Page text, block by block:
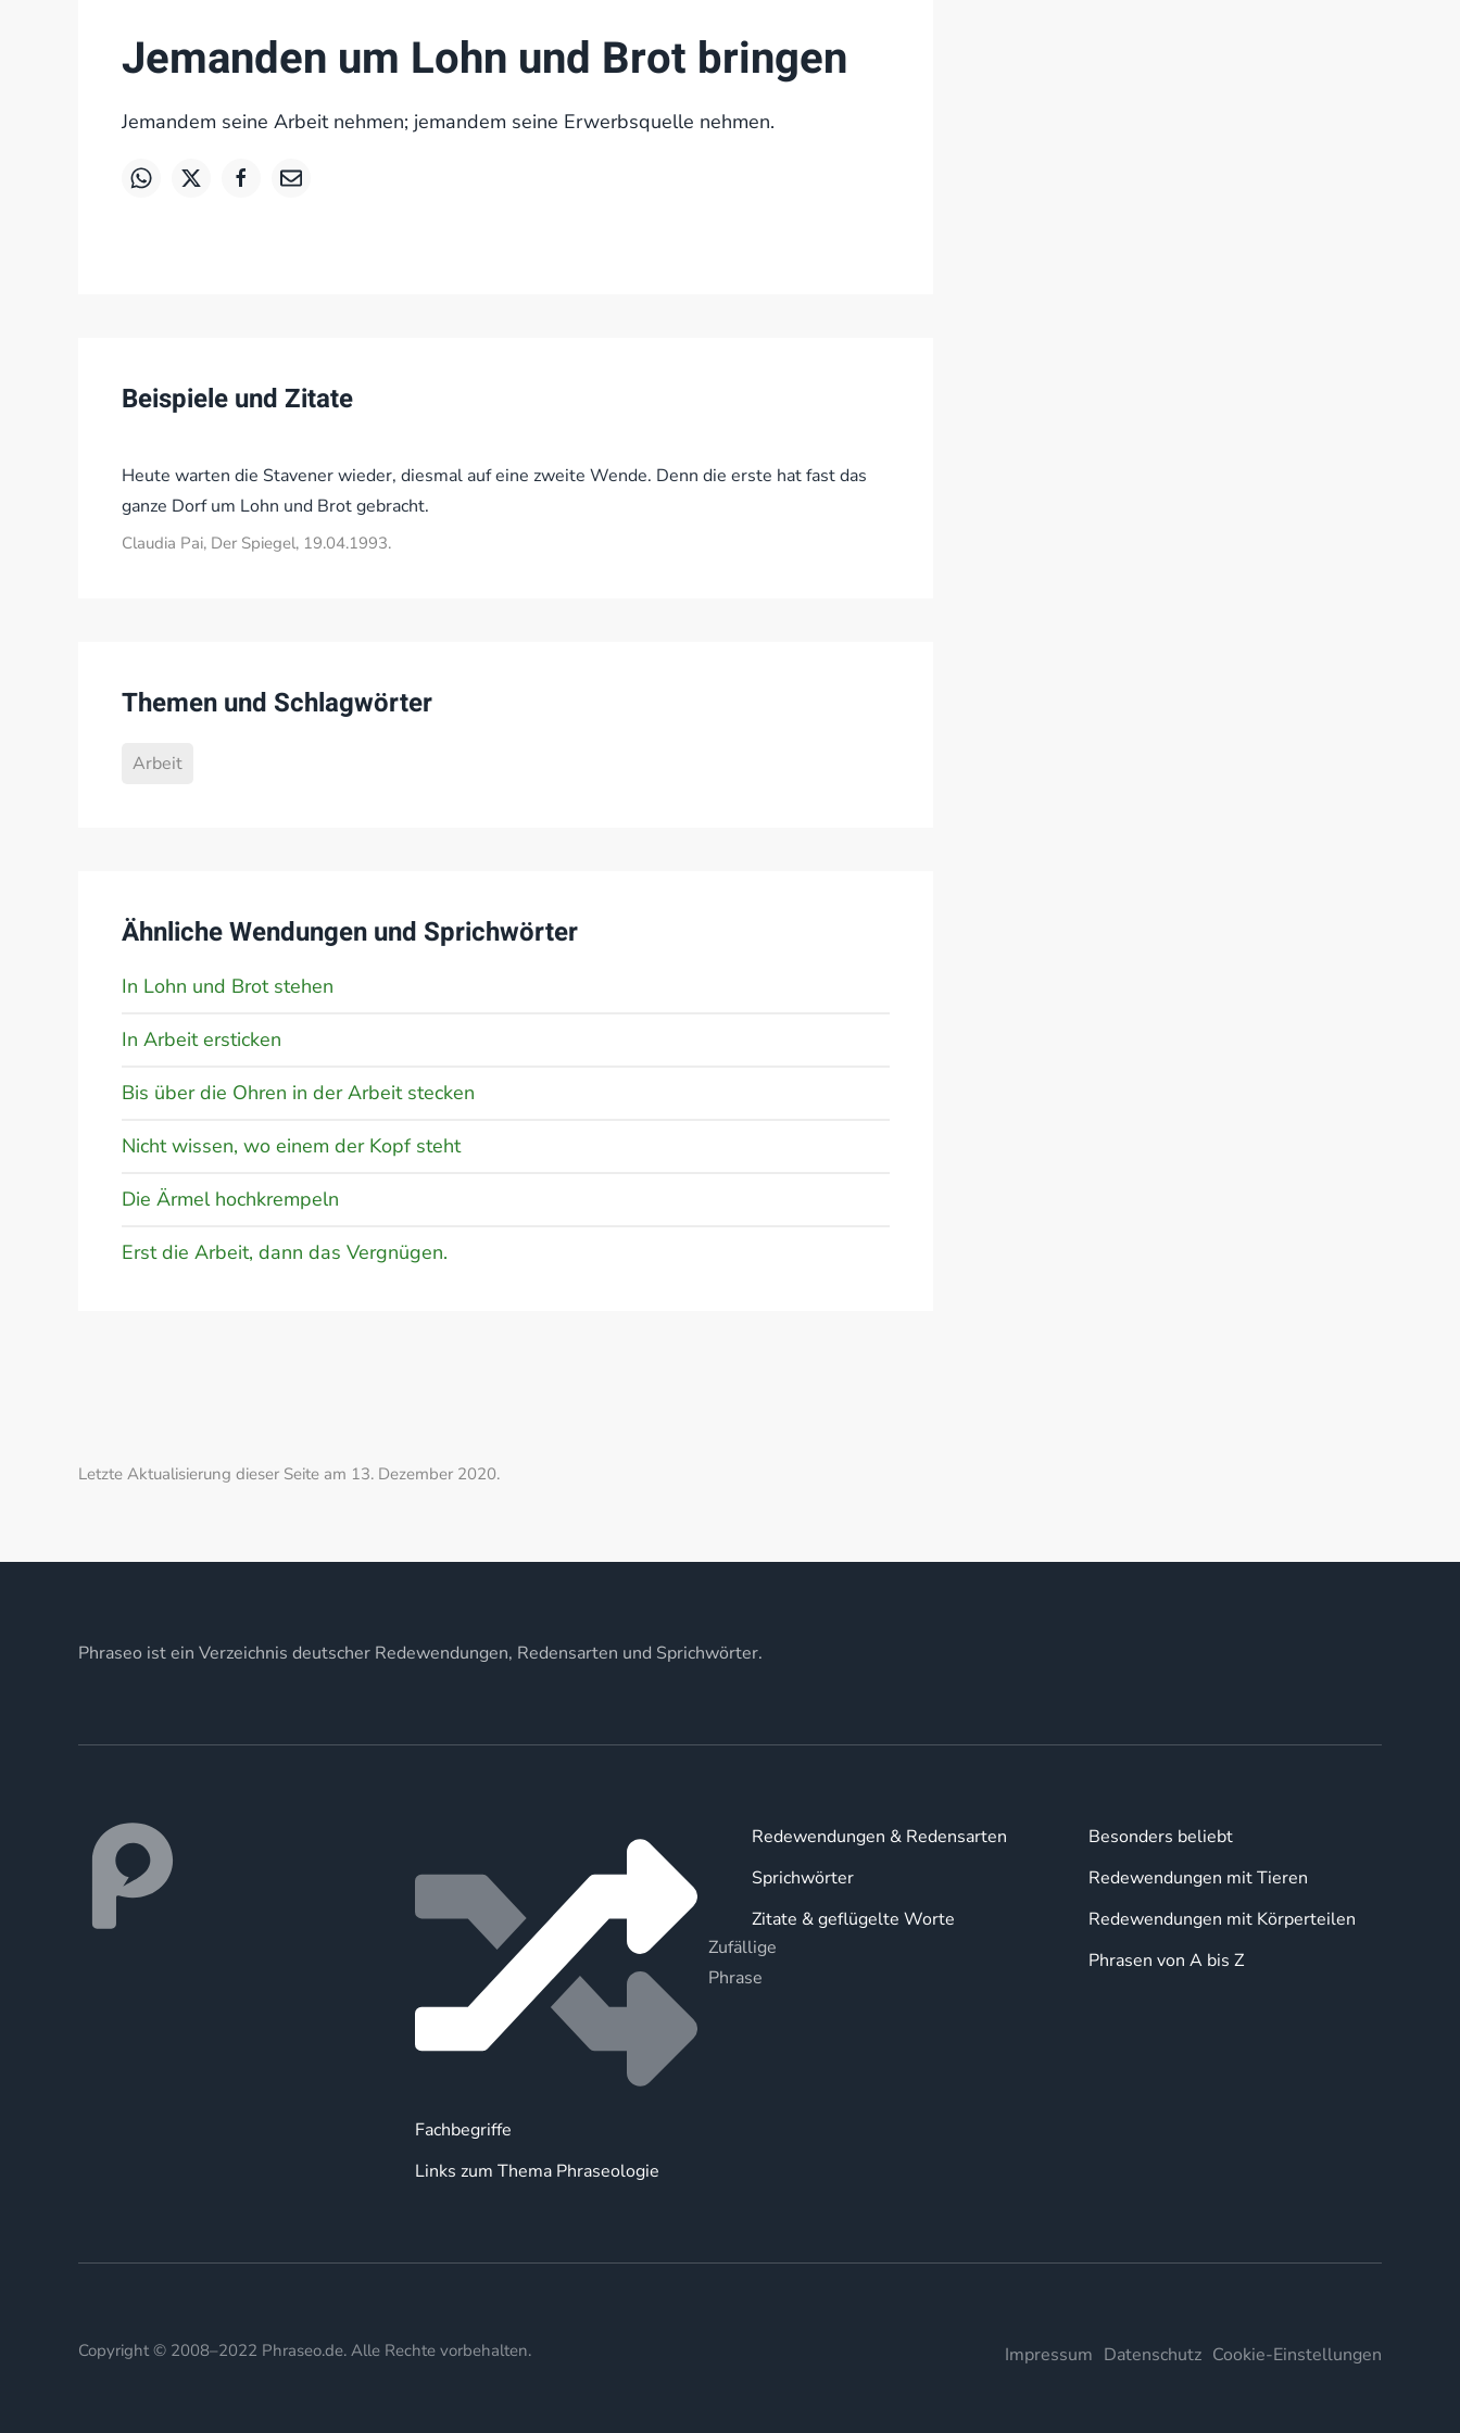
Jemanden um Lohn und Brot bringen
Jemandem seine Arbeit nehmen; jemandem seine Erwerbsquelle nehmen.
Beispiele und Zitate
Heute warten die Stavener wieder, diesmal auf eine zweite Wende. Denn die erste hat fast das
ganze Dorf um Lohn und Brot gebracht.
Claudia Pai, Der Spiegel, 19.04.1993.
Themen und Schlagwörter
Arbeit
Ähnliche Wendungen und Sprichwörter
In Lohn und Brot stehen
In Arbeit ersticken
Bis über die Ohren in der Arbeit stecken
Nicht wissen, wo einem der Kopf steht
Die Ärmel hochkrempeln
Erst die Arbeit, dann das Vergnügen.
Letzte Aktualisierung dieser Seite am 13. Dezember 2020.
Phraseo ist ein Verzeichnis deutscher Redewendungen, Redensarten und Sprichwörter.
Zufällige
Phrase
Fachbegriffe
Links zum Thema Phraseologie
Redewendungen & Redensarten
Sprichwörter
Zitate & geflügelte Worte
Besonders beliebt
Redewendungen mit Tieren
Redewendungen mit Körperteilen
Phrasen von A bis Z
Copyright © 2008–2022 Phraseo.de. Alle Rechte vorbehalten. Impressum Datenschutz Cookie-Einstellungen